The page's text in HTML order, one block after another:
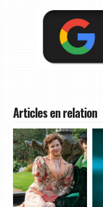
Articles en relation